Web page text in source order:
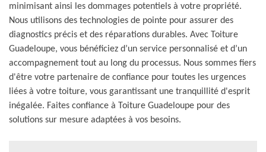
minimisant ainsi les dommages potentiels à votre propriété.
Nous utilisons des technologies de pointe pour assurer des
diagnostics précis et des réparations durables. Avec Toiture
Guadeloupe, vous bénéficiez d’un service personnalisé et d’un
accompagnement tout au long du processus. Nous sommes fiers
d'être votre partenaire de confiance pour toutes les urgences
liées à votre toiture, vous garantissant une tranquillité d'esprit
inégalée. Faites confiance à Toiture Guadeloupe pour des
solutions sur mesure adaptées à vos besoins.